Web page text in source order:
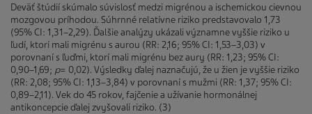
Deväť štúdií skúmalo súvislosť medzi migrénou a ischemickou cievnou
mozgovou príhodou. Súhrnné relatívne riziko predstavovalo 1,73
(95% CI: 1,31–2,29). Ďalšie analýzy ukázali významne vyššie riziko u
ľudí, ktorí mali migrénu s aurou (RR: 2,16; 95% CI: 1,53–3,03) v
porovnaní s ľuďmi, ktorí mali migrénu bez aury (RR: 1,23; 95% CI:
0,90–1,69; p= 0,02). Výsledky ďalej naznačujú, že u žien je vyššie riziko
(RR: 2,08; 95% CI: 1,13–3,84) v porovnaní s mužmi (RR: 1,37; 95% CI:
0,89–2,11). Vek do 45 rokov, fajčenie a užívanie hormonálnej
antikoncepcie ďalej zvyšovali riziko. (3)